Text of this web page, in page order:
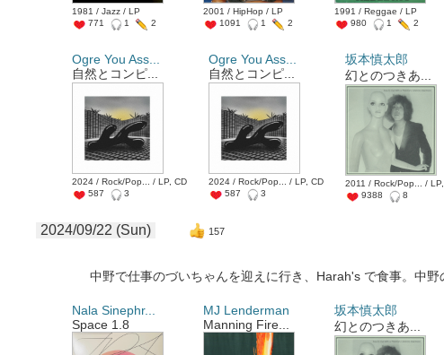
1981 / Jazz / LP
771
1 2
2001 / HipHop / LP
1091
1 2
1991 / Reggae / LP
980
1 2
Ogre You Ass...
自然とコンピ...
2024 / Rock/Pop... / LP, CD
587
3
Ogre You Ass...
自然とコンピ...
2024 / Rock/Pop... / LP, CD
587
3
坂本慎太郎
幻とのつきあ...
2011 / Rock/Pop... /
9388
8
2024/09/22 (Sun) 157
中野で仕事のづいちゃんを迎えに行き、Harah's で食事。中野
Nala Sinephr...
Space 1.8
MJ Lenderman
Manning Fire...
坂本慎太郎
幻とのつきあ...